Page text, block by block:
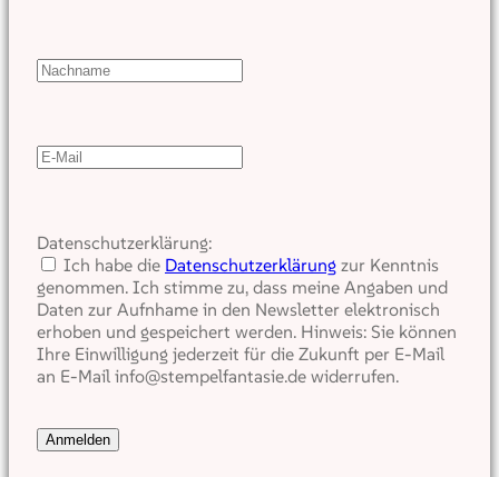
Datenschutzerklärung:
Ich habe die Datenschutzerklärung zur Kenntnis
genommen. Ich stimme zu, dass meine Angaben und
Daten zur Aufnhame in den Newsletter elektronisch
erhoben und gespeichert werden. Hinweis: Sie können
Ihre Einwilligung jederzeit für die Zukunft per E-Mail
an E-Mail info@stempelfantasie.de widerrufen.